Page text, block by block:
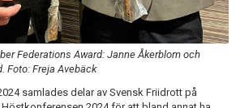
Federations Award: Janne Åkerblom och
Foto: Freja Avebäck
samlades delar av Svensk Friidrott på